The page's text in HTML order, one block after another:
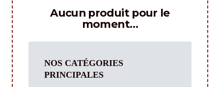
Aucun produit pour le
moment…
NOS CATÉGORIES
PRINCIPALES